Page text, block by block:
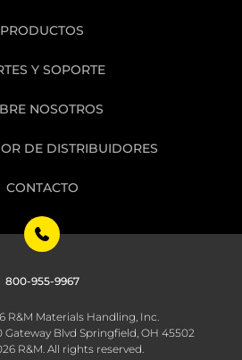
PRODUCTOS
Y SOPORTE
NOSOTROS
DE DISTRIBUIDORES
CONTACTO
800-955-9967
R&M Materials Handling, Inc.
Blvd Springfield, OH 45502
R&M. All rights reserved.